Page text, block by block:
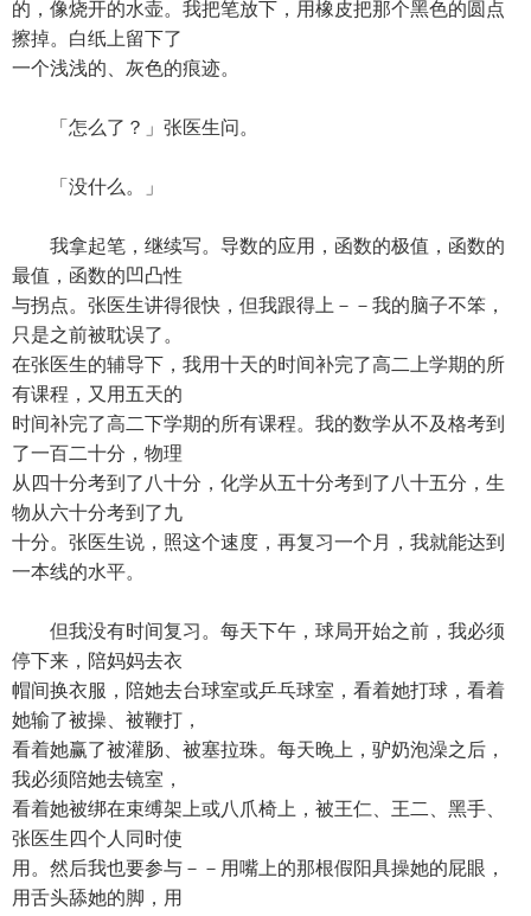
的，像烧开的水壶。我把笔放下，用橡皮把那个黑色的圆点
擦掉。白纸上留下了
一个浅浅的、灰色的痕迹。
「怎么了？」张医生问。
「没什么。」
我拿起笔，继续写。导数的应用，函数的极值，函数的
最值，函数的凹凸性
与拐点。张医生讲得很快，但我跟得上－－我的脑子不笨，
只是之前被耽误了。
在张医生的辅导下，我用十天的时间补完了高二上学期的所
有课程，又用五天的
时间补完了高二下学期的所有课程。我的数学从不及格考到
了一百二十分，物理
从四十分考到了八十分，化学从五十分考到了八十五分，生
物从六十分考到了九
十分。张医生说，照这个速度，再复习一个月，我就能达到
一本线的水平。
但我没有时间复习。每天下午，球局开始之前，我必须
停下来，陪妈妈去衣
帽间换衣服，陪她去台球室或乒乓球室，看着她打球，看着
她输了被操、被鞭打，
看着她赢了被灌肠、被塞拉珠。每天晚上，驴奶泡澡之后，
我必须陪她去镜室，
看着她被绑在束缚架上或八爪椅上，被王仁、王二、黑手、
张医生四个人同时使
用。然后我也要参与－－用嘴上的那根假阳具操她的屁眼，
用舌头舔她的脚，用